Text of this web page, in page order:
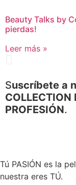
Beauty Talks by
pierdas!
Leer más »
Suscríbete a
PROFESIÓN.
Tú PASIÓN es la
nuestra eres TÚ.